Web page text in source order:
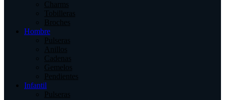
Charms
Tobilleras
Broches
Hombre
Pulseras
Anillos
Cadenas
Gemelos
Pendientes
Infantil
Pulseras